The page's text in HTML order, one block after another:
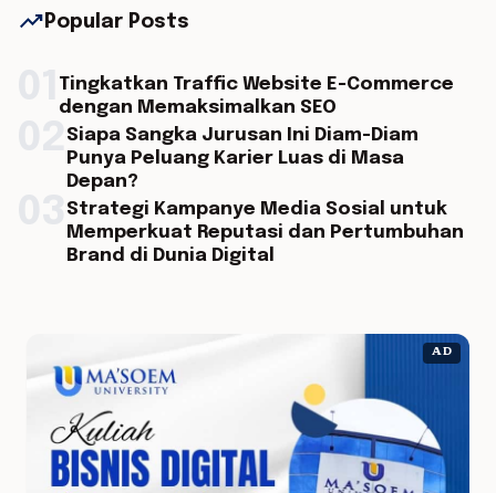
trending_up Popular Posts
Tingkatkan Traffic Website E-Commerce
dengan Memaksimalkan SEO
Siapa Sangka Jurusan Ini Diam-Diam
Punya Peluang Karier Luas di Masa
Depan?
Strategi Kampanye Media Sosial untuk
Memperkuat Reputasi dan Pertumbuhan
Brand di Dunia Digital
AD